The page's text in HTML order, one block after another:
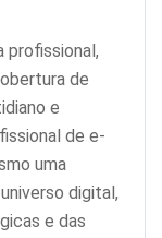
profissional,
de
e
de e-
uma
digital,
e das